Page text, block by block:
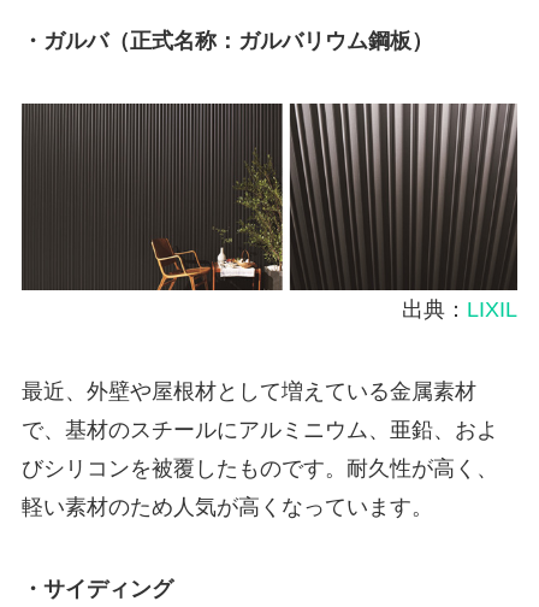
・ガルバ（正式名称：ガルバリウム鋼板）
出典： LIXIL
最近、外壁や屋根材として増えている金属素材
で、基材のスチールにアルミニウム、亜鉛、およ
びシリコンを被覆したものです。耐久性が高く、
軽い素材のため人気が高くなっています。
・サイディング